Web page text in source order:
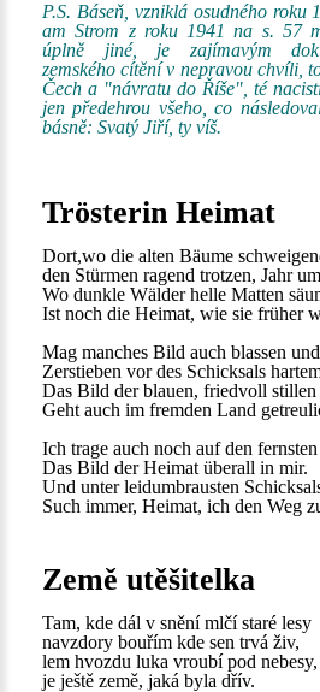
P.S. Báseň, vzniklá osudného
am Strom z roku 1941 na s. 57
úplně jiné, je zajímavým
zemského cítění v nepravou chvíli,
Čech a "návratu do Říše", té
jen předehrou všeho, co
básně: Svatý Jiří, ty víš.
Trösterin Heimat
Dort,wo die alten Bäume
den Stürmen ragend trotzen, Jahr
Wo dunkle Wälder helle Matten
Ist noch die Heimat, wie sie früher
Mag manches Bild auch blassen
Zerstieben vor des Schicksals
Das Bild der blauen, friedvoll stillen
Geht auch im fremden Land
Ich trage auch noch auf den
Das Bild der Heimat überall in mir.
Und unter leidumbrausten
Such immer, Heimat, ich den Weg
Země utěšitelka
Tam, kde dál v snění mlčí staré lesy
navzdory bouřím kde sen trvá živ,
lem hvozdu luka vroubí pod nebesy,
je ještě země, jaká byla dřív.